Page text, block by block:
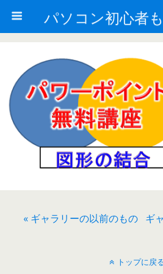
« ギャラリーの以前のもの ギ
トップに戻